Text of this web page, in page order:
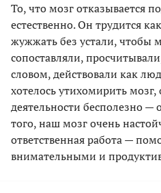
То, что мозг отказывается
естественно. Он трудится
жужжать без устали, чтобы
сопоставляли,
словом, действовали как
хотелось утихомирить мозг,
деятельности бесполезно
того, наш мозг очень
ответственная работа —
внимательными и